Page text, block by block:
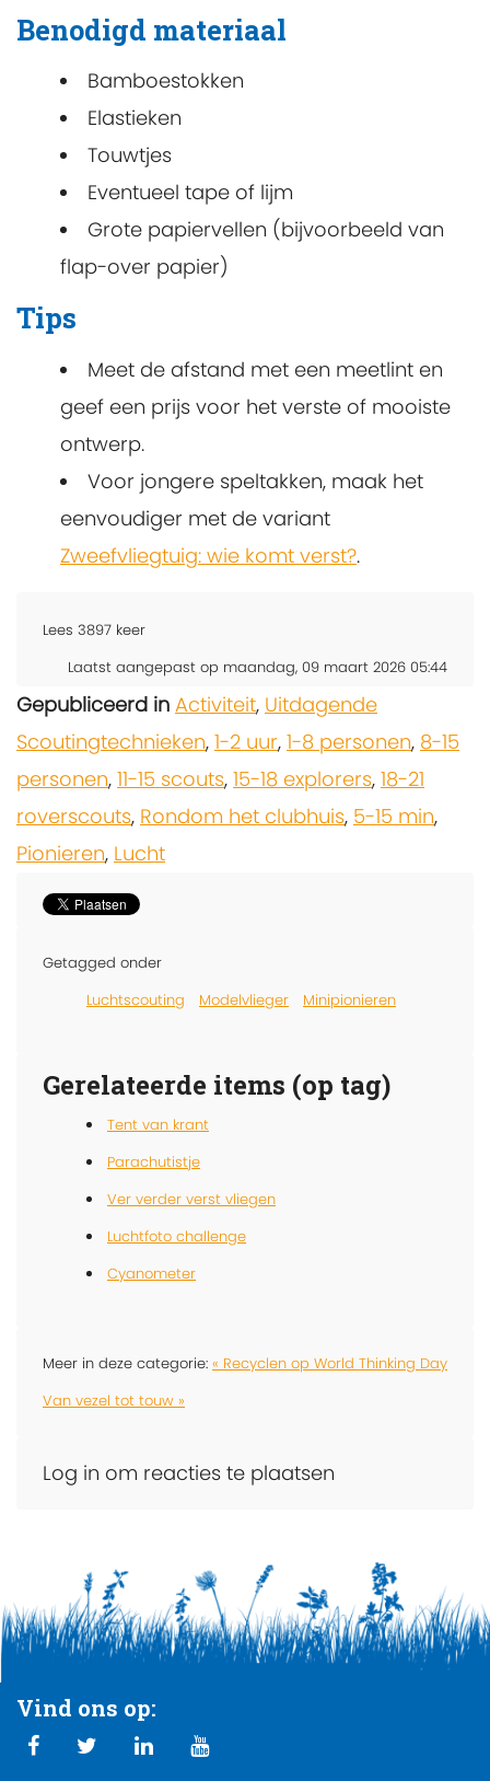
Benodigd materiaal
Bamboestokken
Elastieken
Touwtjes
Eventueel tape of lijm
Grote papiervellen (bijvoorbeeld van
flap-over papier)
Tips
Meet de afstand met een meetlint en
geef een prijs voor het verste of mooiste
ontwerp.
Voor jongere speltakken, maak het
eenvoudiger met de variant
Zweefvliegtuig: wie komt verst?.
Lees 3897 keer
Laatst aangepast op maandag, 09 maart 2026 05:44
Gepubliceerd in Activiteit, Uitdagende
Scoutingtechnieken, 1-2 uur, 1-8 personen, 8-15
personen, 11-15 scouts, 15-18 explorers, 18-21
roverscouts, Rondom het clubhuis, 5-15 min,
Pionieren, Lucht
Getagged onder
Luchtscouting
Modelvlieger Minipionieren
Gerelateerde items (op tag)
Tent van krant
Parachutistje
Ver verder verst vliegen
Luchtfoto challenge
Cyanometer
Meer in deze categorie: « Recyclen op World Thinking Day
Van vezel tot touw »
Log in om reacties te plaatsen
Vind ons op: